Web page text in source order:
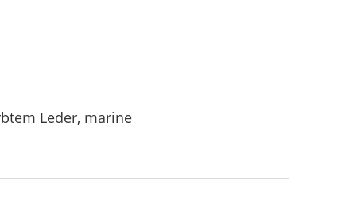
Leder, marine